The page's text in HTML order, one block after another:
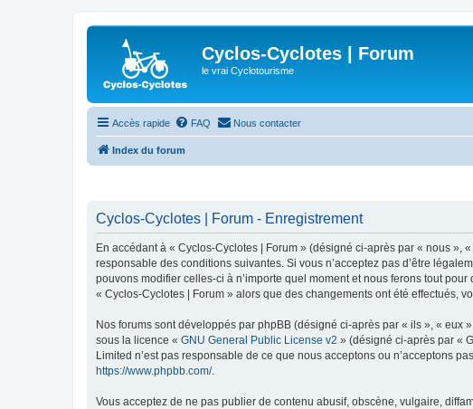
Cyclos-Cyclotes | Forum
le vrai Cyclotourisme
Accès rapide FAQ Nous contacter
Index du forum
Cyclos-Cyclotes | Forum - Enregistrement
En accédant à « Cyclos-Cyclotes | Forum » (désigné ci-après par « nous »,
responsable des conditions suivantes. Si vous n’acceptez pas d’être
pouvons modifier celles-ci à n’importe quel moment et nous ferons tout
« Cyclos-Cyclotes | Forum » alors que des changements ont été effectués,
Nos forums sont développés par phpBB (désigné ci-après par « ils », « eux
sous la licence « GNU General Public License v2 » (désigné ci-après par «
Limited n’est pas responsable de ce que nous acceptons ou n’acceptons
https://www.phpbb.com/.
Vous acceptez de ne pas publier de contenu abusif, obscène, vulgaire,